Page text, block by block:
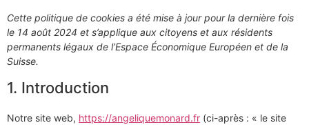
Cette politique de cookies a été mise à jour pour la dernière fois
le 14 août 2024 et s’applique aux citoyens et aux résidents
permanents légaux de l’Espace Économique Européen et de la
Suisse.
1. Introduction
Notre site web, https://angeliquemonard.fr (ci-après : « le site